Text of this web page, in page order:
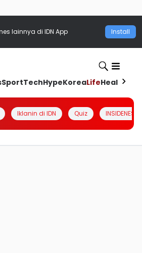
lainnya di IDN App Install
SportTechHypeKoreaLifeHealth
Iklanin di IDN Quiz INSIDENESIA